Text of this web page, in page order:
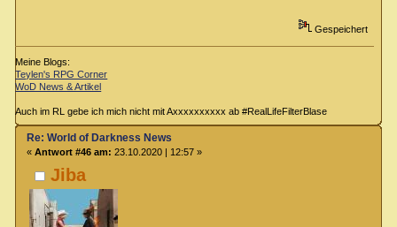
Gespeichert
Meine Blogs:
Teylen's RPG Corner
WoD News & Artikel
Auch im RL gebe ich mich nicht mit Axxxxxxxxxx ab #RealLifeFilterBlase
Jiba
Re: World of Darkness News
« Antwort #46 am: 23.10.2020 | 12:57 »